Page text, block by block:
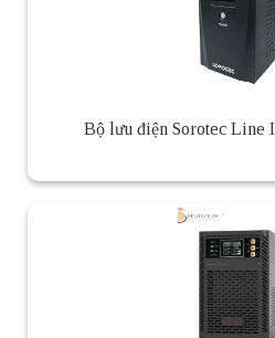
Bộ lưu điện Sorotec Line